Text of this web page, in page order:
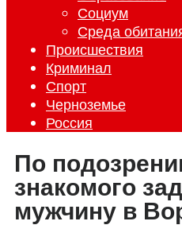
Социум
Среда
Происшествия
Криминал
Спорт
Черноземье
Россия
По
знакомого
мужчину в